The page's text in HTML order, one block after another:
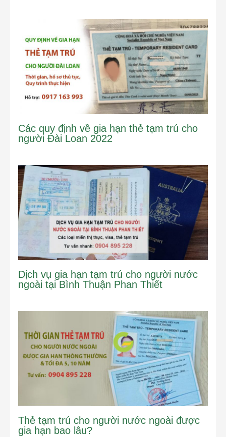
Các quy định về gia hạn thẻ tạm trú cho
người Đài Loan 2022
Dịch vụ gia hạn tạm trú cho người nước
ngoài tại Bình Thuận Phan Thiết
Thẻ tạm trú cho người nước ngoài được
gia hạn bao lâu?